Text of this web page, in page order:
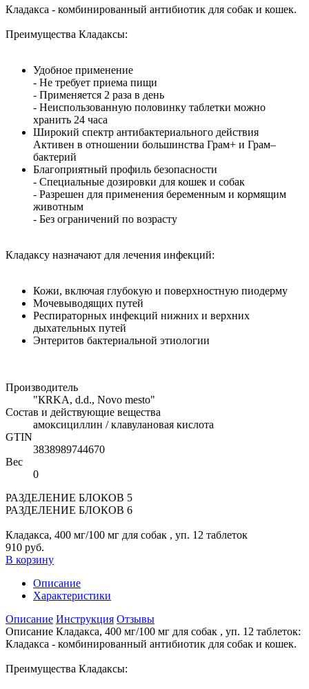
Кладакса - комбинированный антибиотик для собак и кошек.
Преимущества Кладаксы:
Удобное применение
- Не требует приема пищи
- Применяется 2 раза в день
- Неиспользованную половинку таблетки можно
хранить 24 часа
Широкий спектр антибактериального действия
Активен в отношении большинства Грам+ и Грам–
бактерий
Благоприятный профиль безопасности
- Специальные дозировки для кошек и собак
- Разрешен для применения беременным и кормящим
животным
- Без ограничений по возрасту
Кладаксу назначают для лечения инфекций:
Кожи, включая глубокую и поверхностную пиодерму
Мочевыводящих путей
Респираторных инфекций нижних и верхних
дыхательных путей
Энтеритов бактериальной этиологии
Производитель
"КRKA, d.d., Novo mesto"
Состав и действующие вещества
амоксициллин / клавулановая кислота
GTIN
3838989744670
Вес
0
РАЗДЕЛЕНИЕ БЛОКОВ 5
РАЗДЕЛЕНИЕ БЛОКОВ 6
Кладакса, 400 мг/100 мг для собак , уп. 12 таблеток
910 руб.
В корзину
Описание
Характеристики
Описание Инструкция Отзывы
Описание Кладакса, 400 мг/100 мг для собак , уп. 12 таблеток:
Кладакса - комбинированный антибиотик для собак и кошек.
Преимущества Кладаксы: